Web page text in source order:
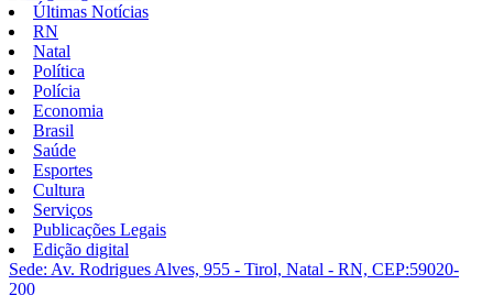
Últimas Notícias
RN
Natal
Política
Polícia
Economia
Brasil
Saúde
Esportes
Cultura
Serviços
Publicações Legais
Edição digital
Sede: Av. Rodrigues Alves, 955 - Tirol, Natal - RN, CEP:59020-
200